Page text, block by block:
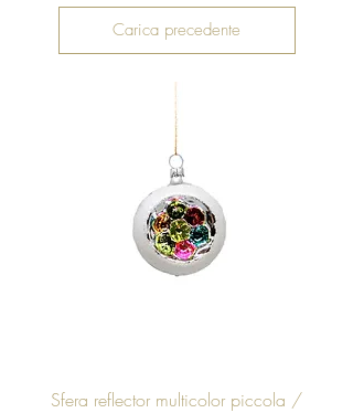
Carica precedente
Sfera reflector multicolor piccola /